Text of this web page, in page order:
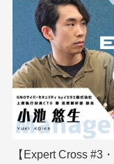
【Expert Cross #3